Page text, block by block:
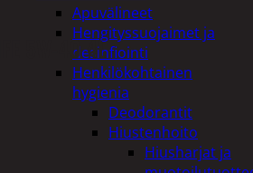
Apuvälineet
Hengityssuojaimet ja
desinfiointi
Henkilökohtainen
hygienia
Deodorantit
Hiustenhoito
Hiusharjat ja
5W-40 4L